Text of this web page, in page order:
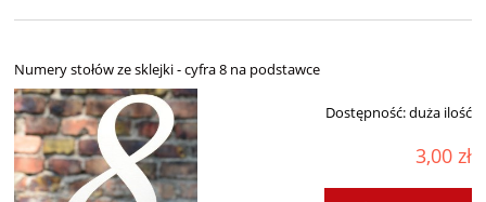
Numery stołów ze sklejki - cyfra 8 na podstawce
Dostępność:duża ilość
3,00 zł